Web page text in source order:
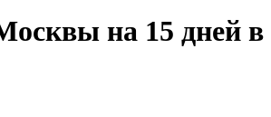
на 15 дней в